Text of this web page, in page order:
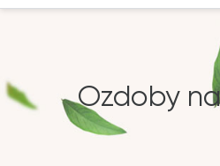
Ozdoby